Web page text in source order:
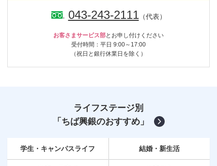
043-243-2111（代表）
お客さまサービス部とお申し付けください
受付時間：平日 9:00～17:00
（祝日と銀行休業日を除く）
ライフステージ別
「ちば興銀のおすすめ」
学生・キャンパスライフ 結婚・新生活